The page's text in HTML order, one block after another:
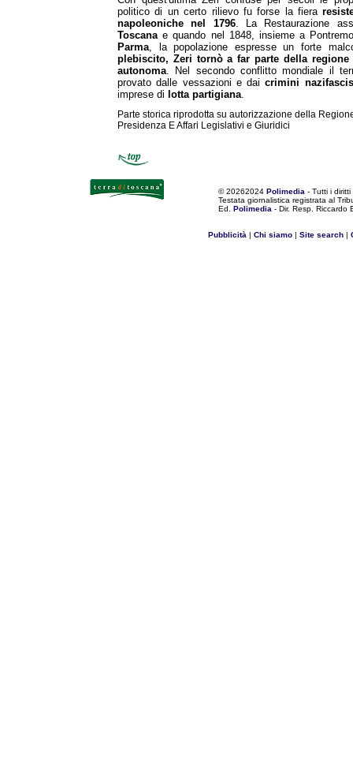
politico di un certo rilievo fu forse la fiera
napoleoniche nel 1796. La Restaurazione
Toscanae quando nel 1848, insieme a
Parma, la popolazione espresse un forte
plebiscito, Zeri tornò a far parte della regione
autonoma. Nel secondo conflitto mondiale il
provato dalle vessazioni e daicrimini
imprese di lotta partigiana.
Parte storica riprodotta su autorizzazione della
Presidenza E Affari Legislativi e Giuridici
©20262024 Polimedia - Tutti i diritti
Testata giornalistica registrata al
Ed. Polimedia - Dir. Resp. Riccardo
Pubblicità | Chi siamo | Site search |